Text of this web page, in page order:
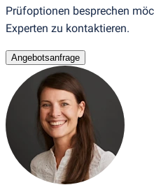
Prüfoptionen besprechen
Experten zu kontaktieren.
Angebotsanfrage